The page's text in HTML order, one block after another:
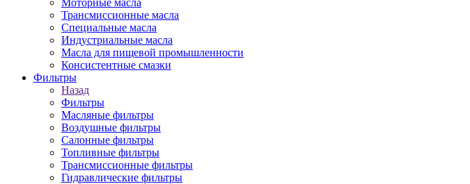
Трансмиссионные масла
Специальные масла
Индустриальные масла
Масла для пищевой промышленности
Консистентные смазки
Фильтры
Назад
Фильтры
Масляные фильтры
Воздушные фильтры
Салонные фильтры
Топливные фильтры
Трансмиссионные фильтры
Гидравлические фильтры